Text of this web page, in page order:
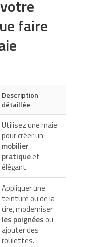
faire
Description
détaillée
Utilisez une maie
pour créer un
mobilier
pratiqueet
élégant.
Appliquer une
teinture ou de la
cire, moderniser
les poignéesou
ajouter des
roulettes.